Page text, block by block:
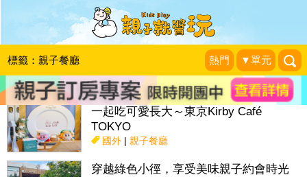
標籤：親子餐廳 熱門 ▼單元
搜尋目前位置》
話題： 親子活動＆展覽 親子餐廳 特色國小 親子露營地
一起吃可愛長大～東京Kirby Café
TOKYO
國外| 親子餐廳
穿越綠色小徑，享受美味親子約會時光